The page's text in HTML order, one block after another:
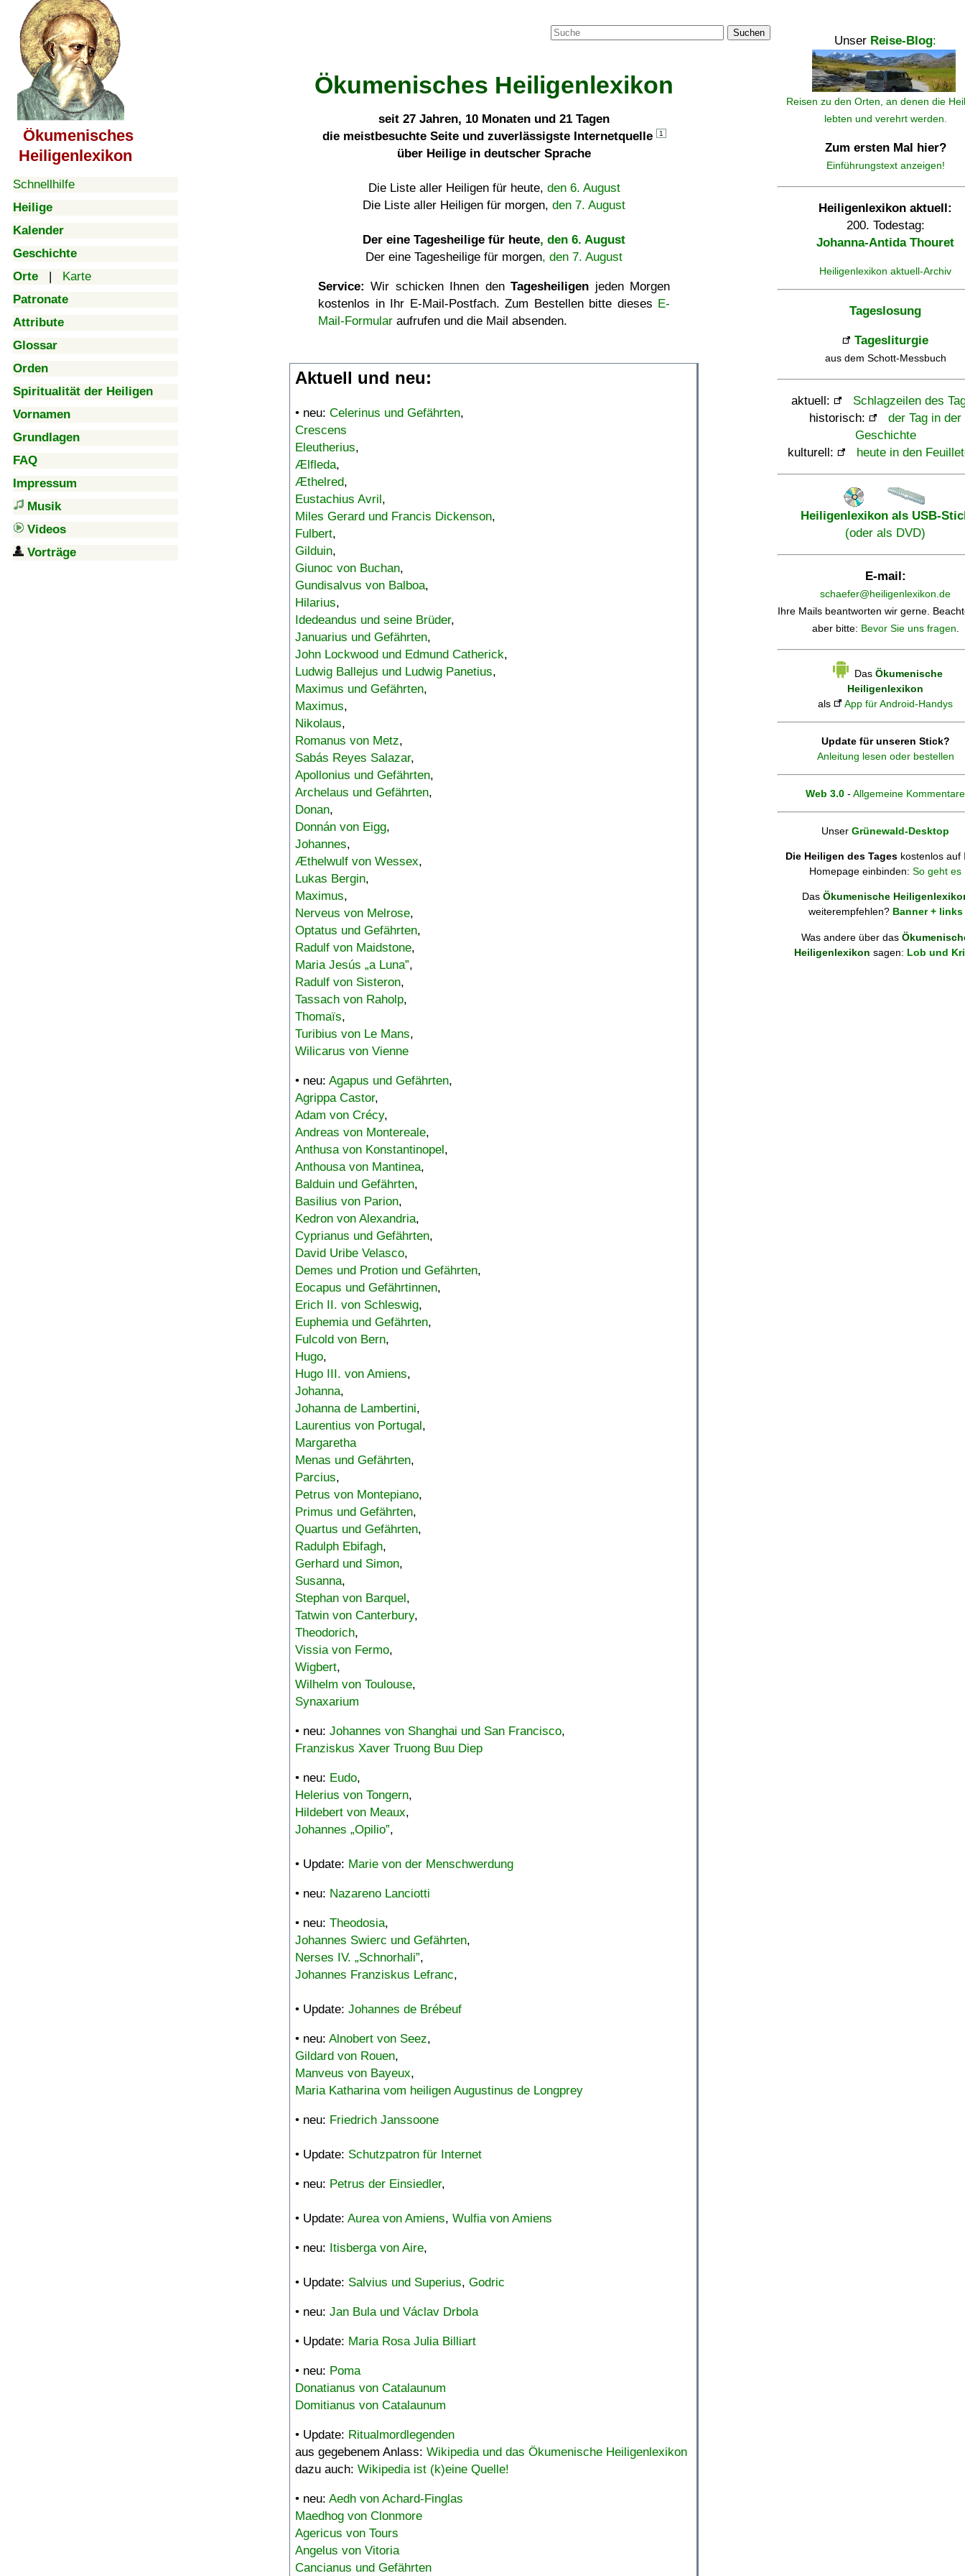
Ökumenisches
Heiligenlexikon
Schnellhilfe
Heilige
Kalender
Geschichte
Orte | Karte
Patronate
Attribute
Glossar
Orden
Spiritualität der Heiligen
Vornamen
Grundlagen
FAQ
Impressum
Musik
Videos
Vorträge
Suchen
Ökumenisches Heiligenlexikon
seit 27 Jahren, 10 Monaten und 21 Tagen
die meistbesuchte Seite und zuverlässigste Internetquelle
1
über Heilige in deutscher Sprache
Die Liste aller Heiligen für heute, den 6. August
Die Liste aller Heiligen für morgen, den 7. August
Der eine Tagesheilige für heute, den 6. August
Der eine Tagesheilige für morgen, den 7. August
Service: Wir schicken Ihnen denTagesheiligen jeden Morgen
kostenlos in Ihr E-Mail-Postfach. Zum Bestellen bitte dieses E-
Mail-Formular aufrufen und die Mail absenden.
Aktuell und neu:
• neu: Celerinus und Gefährten,
Crescens
Eleutherius,
Ælfleda,
Æthelred,
Eustachius Avril,
Miles Gerard und Francis Dickenson,
Fulbert,
Gilduin,
Giunoc von Buchan,
Gundisalvus von Balboa,
Hilarius,
Idedeandus und seine Brüder,
Januarius und Gefährten,
John Lockwood und Edmund Catherick,
Ludwig Ballejus und Ludwig Panetius,
Maximus und Gefährten,
Maximus,
Nikolaus,
Romanus von Metz,
Sabás Reyes Salazar,
Apollonius und Gefährten,
Archelaus und Gefährten,
Donan,
Donnán von Eigg,
Johannes,
Æthelwulf von Wessex,
Lukas Bergin,
Maximus,
Nerveus von Melrose,
Optatus und Gefährten,
Radulf von Maidstone,
Maria Jesús „a Luna”,
Radulf von Sisteron,
Tassach von Raholp,
Thomaïs,
Turibius von Le Mans,
Wilicarus von Vienne
• neu: Agapus und Gefährten,
Agrippa Castor,
Adam von Crécy,
Andreas von Montereale,
Anthusa von Konstantinopel,
Anthousa von Mantinea,
Balduin und Gefährten,
Basilius von Parion,
Kedron von Alexandria,
Cyprianus und Gefährten,
David Uribe Velasco,
Demes und Protion und Gefährten,
Eocapus und Gefährtinnen,
Erich II. von Schleswig,
Euphemia und Gefährten,
Fulcold von Bern,
Hugo,
Hugo III. von Amiens,
Johanna,
Johanna de Lambertini,
Laurentius von Portugal,
Margaretha
Menas und Gefährten,
Parcius,
Petrus von Montepiano,
Primus und Gefährten,
Quartus und Gefährten,
Radulph Ebifagh,
Gerhard und Simon,
Susanna,
Stephan von Barquel,
Tatwin von Canterbury,
Theodorich,
Vissia von Fermo,
Wigbert,
Wilhelm von Toulouse,
Synaxarium
• neu: Johannes von Shanghai und San Francisco,
Franziskus Xaver Truong Buu Diep
• neu: Eudo,
Helerius von Tongern,
Hildebert von Meaux,
Johannes „Opilio”,
• Update: Marie von der Menschwerdung
• neu: Nazareno Lanciotti
• neu: Theodosia,
Johannes Swierc und Gefährten,
Nerses IV. „Schnorhali”,
Johannes Franziskus Lefranc,
• Update: Johannes de Brébeuf
• neu: Alnobert von Seez,
Gildard von Rouen,
Manveus von Bayeux,
Maria Katharina vom heiligen Augustinus de Longprey
• neu: Friedrich Janssoone
• Update: Schutzpatron für Internet
• neu: Petrus der Einsiedler,
• Update: Aurea von Amiens, Wulfia von Amiens
• neu: Itisberga von Aire,
• Update: Salvius und Superius, Godric
• neu: Jan Bula und Václav Drbola
• Update: Maria Rosa Julia Billiart
• neu: Poma
Donatianus von Catalaunum
Domitianus von Catalaunum
• Update: Ritualmordlegenden
aus gegebenem Anlass: Wikipedia und das Ökumenische Heiligenlexikon
dazu auch: Wikipedia ist (k)eine Quelle!
• neu: Aedh von Achard-Finglas
Maedhog von Clonmore
Agericus von Tours
Angelus von Vitoria
Cancianus und Gefährten
Unser Reise-Blog:
Reisen zu den Orten, an denen die
lebten und verehrt werden.
Zum ersten Mal hier?
Einführungstext anzeigen!
Heiligenlexikon aktuell:
200. Todestag:
Johanna-Antida Thouret
Heiligenlexikon aktuell-Archiv
Tageslosung
Tagesliturgie
aus dem Schott-Messbuch
aktuell:
Schlagzeilen des
historisch:
der Tag in der
Geschichte
kulturell:
heute in den
Heiligenlexikon als USB-
(oder als DVD)
E-mail:
schaefer@heiligenlexikon.de
Ihre Mails beantworten wir gerne.
aber bitte: Bevor Sie uns fragen.
Das Ökumenische
Heiligenlexikon
als
App für Android-Handys
Update für unseren Stick?
Anleitung lesen oder bestellen
Web 3.0 - Allgemeine Kommentare
Unser Grünewald-Desktop
Die Heiligen des Tages kostenlos auf
Homepage einbinden: So geht es
Das Ökumenische
weiterempfehlen? Banner + links
Was andere über das
Heiligenlexikon sagen: Lob und